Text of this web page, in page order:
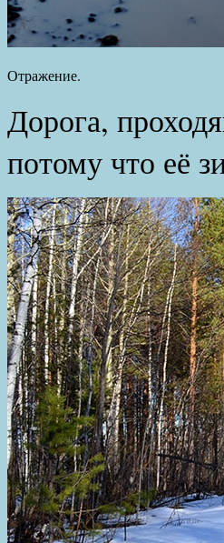
Отражение.
Дорога,
потому что её